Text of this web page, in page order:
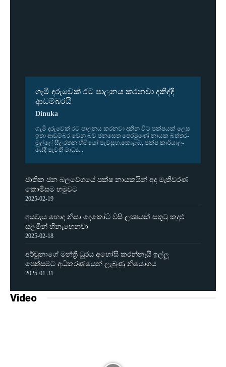
ගැමි දරුවෙක් රට පාලනය කරනවා දකිද්දී
ආඩම්බරයි
Dinuka
ගැමි දරු­වෙක් රට පාල­නය කර­නවා දකින විට පක්ෂ­යක් ලෙස
ඉතා ආඩ­ම්බර වෙන බව ජන­සෙත පෙර­මුණේ නායක බත්ත­ර­
මුල්ලේ සීල­ර­තන හිමියෝ පැව­සූහ.කොළඹ, පක්ෂ කාර්යා­ල­
යේදී පැවති මාධ්‍ය...
ජාතික ජන බලවේගයේ පක්ෂ නායකයින් අද මැතිවරණ
කොමිසම හමුවට
2025-02-19
අයවැය හොද නිසා දෙකෝටි විසි ලක්‍ෂයක් සතුටු කදුළු
සලමින් හිනැහෙනවා
2025-02-18
අර්චුනාගේ මන්ත්‍රී ධුරය අහෝසි කරන්නැයි ඉල්ලූ
පෙත්සමට අධිකරණයෙන් ලැබුණු නියෝගය
2025-01-31
Video